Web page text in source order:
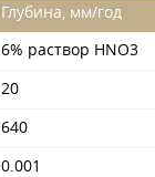
Глубина, мм/год
6% раствор HNO3
20
640
0.001